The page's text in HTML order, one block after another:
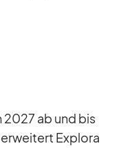
2027 ab und bis
Ex­plora